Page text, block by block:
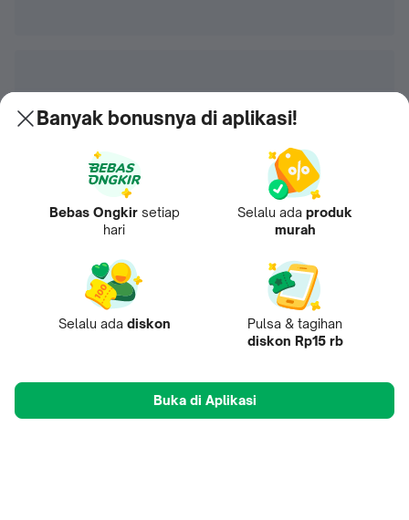
Banyak bonusnya di aplikasi!
Bebas Ongkir setiap
hari
Selalu ada produk
murah
Selalu ada diskon
Pulsa & tagihan
diskon Rp15 rb
Buka di Aplikasi